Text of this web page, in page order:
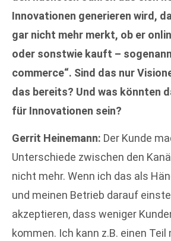
Innovationen generieren wird,
gar nicht mehr merkt, ob er
oder sonstwie kauft –
commerce“. Sind das nur
das bereits? Und was könnten
für Innovationen sein?
Gerrit Heinemann: Der Kunde
Unterschiede zwischen den
nicht mehr. Wenn ich das als
und meinen Betrieb darauf
akzeptieren, dass weniger
kommen. Ich kann z.B. einen Teil